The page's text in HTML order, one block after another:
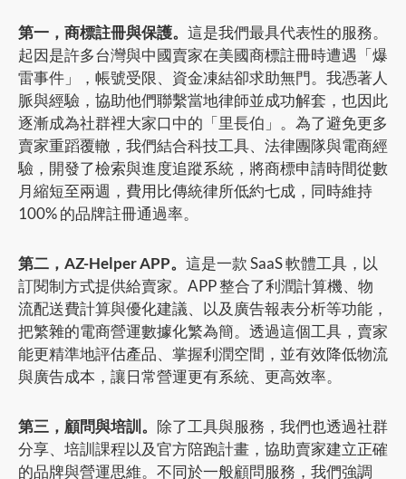
第一，商標註冊與保護。 這是我們最具代表性的服務。
起因是許多台灣與中國賣家在美國商標註冊時遭遇「爆
雷事件」，帳號受限、資金凍結卻求助無門。我憑著人
脈與經驗，協助他們聯繫當地律師並成功解套，也因此
逐漸成為社群裡大家口中的「里長伯」。為了避免更多
賣家重蹈覆轍，我們結合科技工具、法律團隊與電商經
驗，開發了檢索與進度追蹤系統，將商標申請時間從數
月縮短至兩週，費用比傳統律所低約七成，同時維持
100% 的品牌註冊通過率。
第二，AZ-Helper APP。 這是一款 SaaS 軟體工具，以
訂閱制方式提供給賣家。APP 整合了利潤計算機、物
流配送費計算與優化建議、以及廣告報表分析等功能，
把繁雜的電商營運數據化繁為簡。透過這個工具，賣家
能更精準地評估產品、掌握利潤空間，並有效降低物流
與廣告成本，讓日常營運更有系統、更高效率。
第三，顧問與培訓。 除了工具與服務，我們也透過社群
分享、培訓課程以及官方陪跑計畫，協助賣家建立正確
的品牌與營運思維。不同於一般顧問服務，我們強調